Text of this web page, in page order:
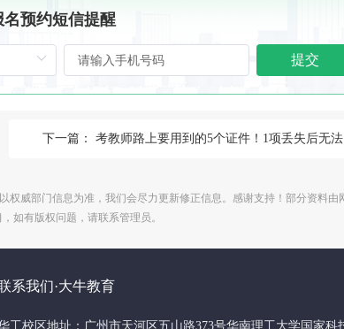
预约短信提醒
提交
下一篇： 考教师路上要用到的5个证件！1项丢失后无法补办！
威部门信息为准，我们会尽力更新修正信息。感谢支持！部分资料由
如有版权问题，请联系管理员。
系我们·大牛教育
工校区地址：广州市天河区五山路373号华南理工大学国家科